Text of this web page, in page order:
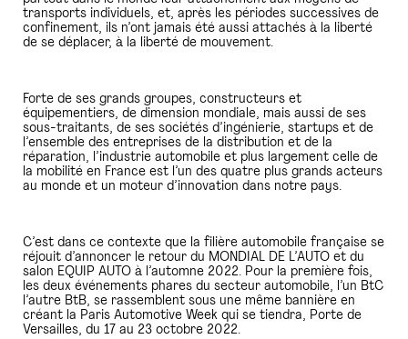
transports individuels, et, après les périodes successives de
confinement, ils n’ont jamais été aussi attachés à la liberté
de se déplacer, à la liberté de mouvement.
Forte de ses grands groupes, constructeurs et
équipementiers, de dimension mondiale, mais aussi de ses
sous-traitants, de ses sociétés d’ingénierie, startups et de
l’ensemble des entreprises de la distribution et de la
réparation, l’industrie automobile et plus largement celle de
la mobilité en France est l’un des quatre plus grands acteurs
au monde et un moteur d’innovation dans notre pays.
C’est dans ce contexte que la filière automobile française se
réjouit d’annoncer le retour du MONDIAL DE L’AUTO et du
salon EQUIP AUTO à l’automne 2022. Pour la première fois,
les deux événements phares du secteur automobile, l’un BtC
l’autre BtB, se rassemblent sous une même bannière en
créant la Paris Automotive Week qui se tiendra, Porte de
Versailles, du 17 au 23 octobre 2022.